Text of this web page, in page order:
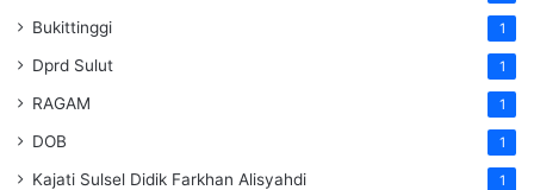
Bukittinggi 1
Dprd Sulut 1
RAGAM 1
DOB 1
Kajati Sulsel Didik Farkhan Alisyahdi 1